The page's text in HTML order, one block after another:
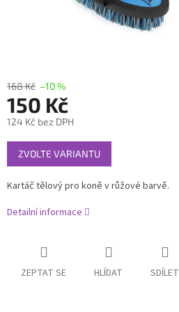
168 Kč –10 %
150 Kč
124 Kč bez DPH
Měrná
cena:
ZVOLTE VARIANTU
Kartáč tělový pro koně v růžové barvě.
Detailní informace
ZEPTAT SE HLÍDAT SDÍLET